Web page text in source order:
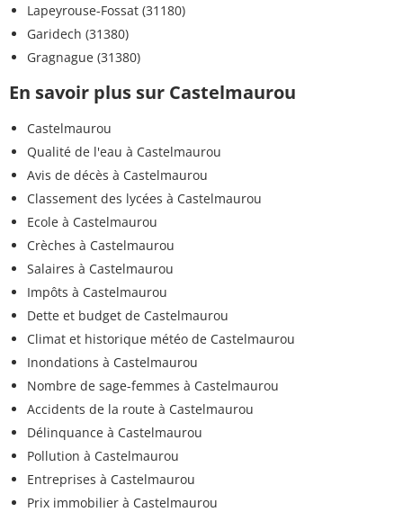
Lapeyrouse-Fossat (31180)
Garidech (31380)
Gragnague (31380)
En savoir plus sur Castelmaurou
Castelmaurou
Qualité de l'eau à Castelmaurou
Avis de décès à Castelmaurou
Classement des lycées à Castelmaurou
Ecole à Castelmaurou
Crèches à Castelmaurou
Salaires à Castelmaurou
Impôts à Castelmaurou
Dette et budget de Castelmaurou
Climat et historique météo de Castelmaurou
Inondations à Castelmaurou
Nombre de sage-femmes à Castelmaurou
Accidents de la route à Castelmaurou
Délinquance à Castelmaurou
Pollution à Castelmaurou
Entreprises à Castelmaurou
Prix immobilier à Castelmaurou